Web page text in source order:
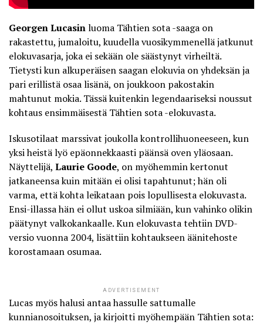
Georgen Lucasinluoma Tähtien sota -saaga on
rakastettu, jumaloitu, kuudella vuosikymmenellä jatkunut
elokuvasarja, joka ei sekään ole säästynyt virheiltä.
Tietysti kun alkuperäisen saagan elokuvia on yhdeksän ja
pari erillistä osaa lisänä, on joukkoon pakostakin
mahtunut mokia. Tässä kuitenkin legendaariseksi noussut
kohtaus ensimmäisestä Tähtien sota -elokuvasta.
Iskusotilaat marssivat joukolla kontrollihuoneeseen, kun
yksi heistä lyö epäonnekkaasti päänsä oven yläosaan.
Näyttelijä, Laurie Goode, on myöhemminkertonut
jatkaneensa kuin mitään ei olisi tapahtunut; hän oli
varma, että kohta leikataan pois lopullisesta elokuvasta.
Ensi-illassa hän ei ollut uskoa silmiään, kun vahinko olikin
päätynyt valkokankaalle. Kun elokuvasta tehtiin DVD-
versio vuonna 2004, lisättiin kohtaukseen äänitehoste
korostamaan osumaa.
ADVERTISEMENT
Lucas myös halusi antaa hassulle sattumalle
kunnianosoituksen, ja kirjoitti myöhempään Tähtien sota: